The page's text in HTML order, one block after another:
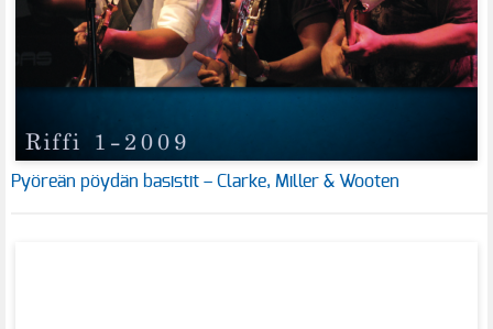
Pyöreän pöydän basistit – Clarke, Miller & Wooten